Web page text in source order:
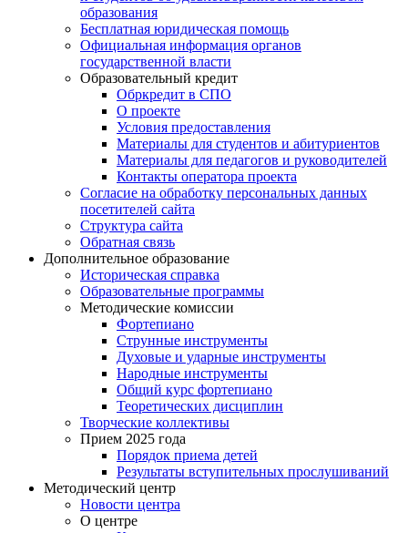
образования
Бесплатная юридическая помощь
Официальная информация органов
государственной власти
Образовательный кредит
Обркредит в СПО
О проекте
Условия предоставления
Материалы для студентов и абитуриентов
Материалы для педагогов и руководителей
Контакты оператора проекта
Согласие на обработку персональных данных
посетителей сайта
Структура сайта
Обратная связь
Дополнительное образование
Историческая справка
Образовательные программы
Методические комиссии
Фортепиано
Струнные инструменты
Духовые и ударные инструменты
Народные инструменты
Общий курс фортепиано
Теоретических дисциплин
Творческие коллективы
Прием 2025 года
Порядок приема детей
Результаты вступительных прослушиваний
Методический центр
Новости центра
О центре